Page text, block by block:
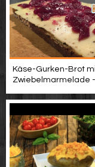
Käse-Gurken-Brot
Zwiebelmarmelade